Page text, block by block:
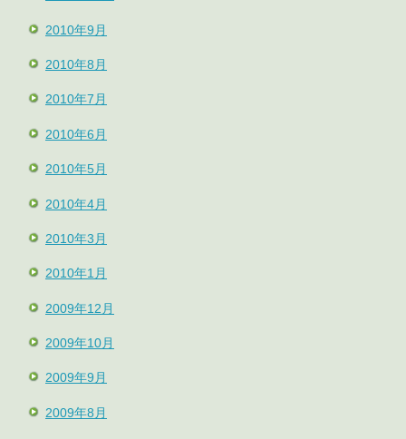
2010年9月
2010年8月
2010年7月
2010年6月
2010年5月
2010年4月
2010年3月
2010年1月
2009年12月
2009年10月
2009年9月
2009年8月